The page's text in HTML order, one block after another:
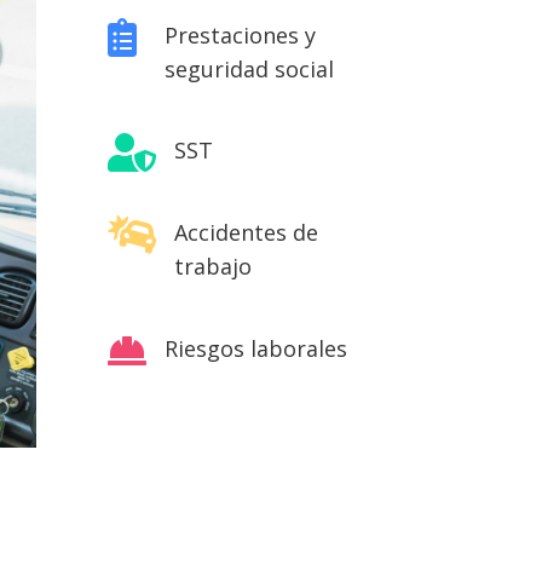

Prestaciones y
seguridad social
 SST

Accidentes de
trabajo
 Riesgos laborales